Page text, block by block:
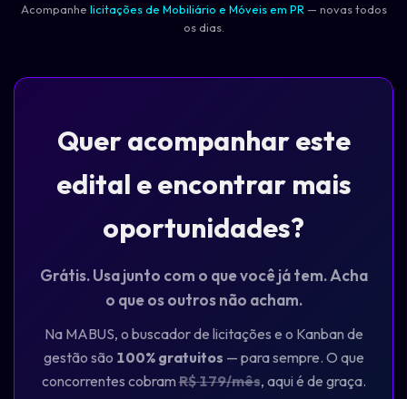
Acompanhe licitações de Mobiliário e Móveis em PR — novas todos
os dias.
Quer acompanhar este
edital e encontrar mais
oportunidades?
Grátis. Usa junto com o que você já tem. Acha
o que os outros não acham.
Na MABUS, o buscador de licitações e o Kanban de
gestão são 100% gratuitos — para sempre. O que
concorrentes cobramR$ 179/mês, aqui é de graça.